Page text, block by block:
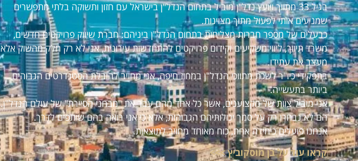
בגיל 33 מתווך ויועץ נדל"ן מוביל בתחום הנדל"ן בישראל עם חזון ותשוקה בלתי מתפשרים
שמניעים אותי לפעול מתוך מצוינות.
כבעלים של מספר חברות מצליחות בתחום הנדל"ן ביניהם: חברת שיווק פרויקטים חדשים,
משרד תיווך, ליווי משקיעים וקידום פרויקטים להתחדשות עירונית, אני לא רק חלק מהשוק אלא
מעצב את עתידו.
בתפקידי כיו"ר לשכת מתווכי הנדל"ן במחוז חיפה, אני מחויב להובלת הסטנדרטים הגבוהים
ביותר בתעשייה.
אני מוביל צוות של מקצוענים, אשר כל אחד מהם עבר את "מבחני הסיירת" של עולם הנדל"ן.
הם לא נבחרו רק על סמך יכולותיהם הגבוהות, אלא כי אני רואה בהם שותפים לדרך.
אנחנו פועלים כיחידה אחת, כוח מאוחד מחויב לתוצאות.
קראו עוד על בן מוסקוביץ >>>